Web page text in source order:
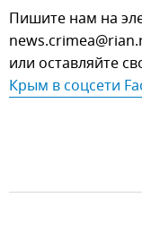
Пишите нам на
или оставляйте
Крым в соцсети